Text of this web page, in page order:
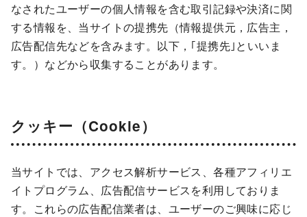
なされたユーザーの個人情報を含む取引記録や決済に関
する情報を、当サイトの提携先（情報提供元，広告主，
広告配信先などを含みます。以下，｢提携先｣といいま
す。）などから収集することがあります。
クッキー（Cookie）
当サイトでは、アクセス解析サービス、各種アフィリエ
イトプログラム、広告配信サービスを利用しておりま
す。これらの広告配信業者は、ユーザーのご興味に応じ